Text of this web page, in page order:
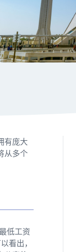
有庞大
从多个
低工资
看出，